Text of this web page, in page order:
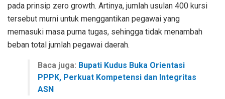
pada prinsip zero growth. Artinya, jumlah usulan 400 kursi
tersebut murni untuk menggantikan pegawai yang
memasuki masa purna tugas, sehingga tidak menambah
beban total jumlah pegawai daerah.
Baca juga: Bupati Kudus Buka Orientasi
PPPK, Perkuat Kompetensi dan Integritas
ASN